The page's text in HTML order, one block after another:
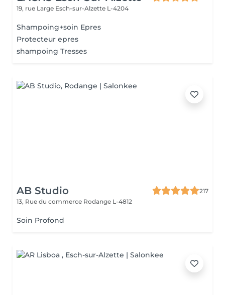
19, rue Large Esch-sur-Alzette L-4204
Shampoing+soin Epres
Protecteur epres
shampoing Tresses
AB Studio
217
13, Rue du commerce Rodange L-4812
Soin Profond